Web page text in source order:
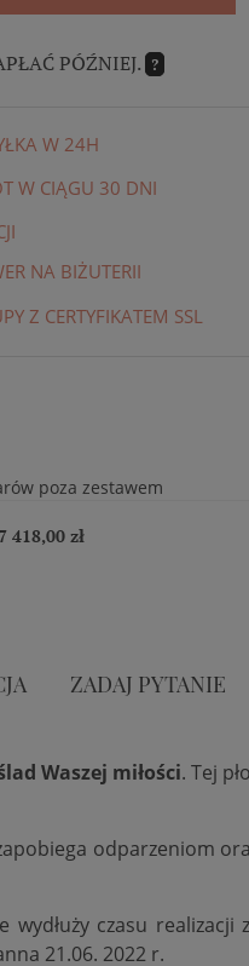
PÓŹNIEJ. ?
W 24H
W CIĄGU 30 DNI
NA BIŻUTERII
Z CERTYFIKATEM SSL
poza zestawem
7 418,00 zł
ZADAJ PYTANIE
Waszej miłości. Tej
odparzeniom
wydłuży czasu realizacji
21.06. 2022 r.